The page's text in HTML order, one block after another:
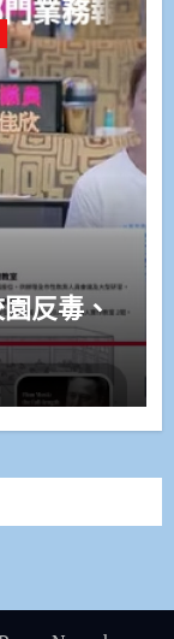
反毒、